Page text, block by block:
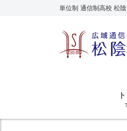
単位制 通信制高校 松